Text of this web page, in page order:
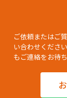
ご依頼またはご
い合わせくださ
もご連絡をお待